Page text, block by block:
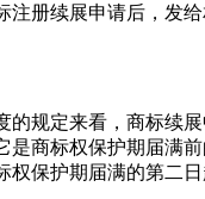
注册续展申请后，发
的规定来看，商标续
是商标权保护期届满
权保护期届满的第二